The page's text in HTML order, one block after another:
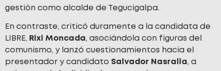
gestión como alcalde de Tegucigalpa.
En contraste, criticó duramente a la candidata de
LIBRE, Rixi Moncada, asociándola con figuras del
comunismo, y lanzó cuestionamientos hacia el
presentador y candidato Salvador Nasralla, a